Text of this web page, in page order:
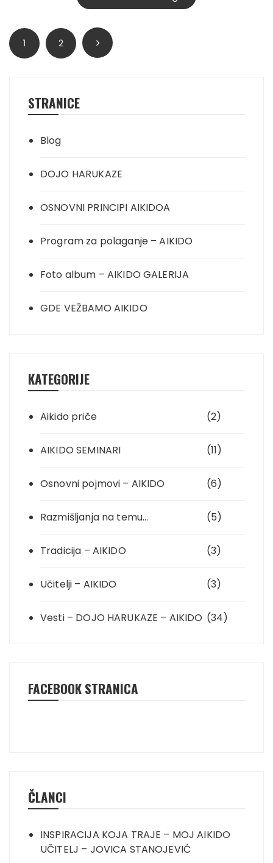
Posts
pagination
1 2
STRANICE
Blog
DOJO HARUKAZE
OSNOVNI PRINCIPI AIKIDOA
Program za polaganje – AIKIDO
Foto album – AIKIDO GALERIJA
GDE VEŽBAMO AIKIDO
KATEGORIJE
Aikido priče (2)
AIKIDO SEMINARI (11)
Osnovni pojmovi – AIKIDO (6)
Razmišljanja na temu… (5)
Tradicija – AIKIDO (3)
Učitelji – AIKIDO (3)
Vesti – DOJO HARUKAZE – AIKIDO (34)
FACEBOOK STRANICA
ČLANCI
INSPIRACIJA KOJA TRAJE – MOJ AIKIDO
UČITELJ – JOVICA STANOJEVIĆ